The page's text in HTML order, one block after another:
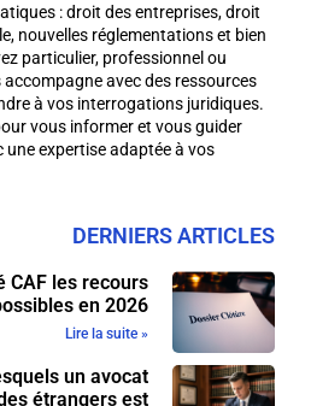
: droit des entreprises, droit
nouvelles réglementations et bien
particulier, professionnel ou
avec des ressources
à vos interrogations juridiques.
vous informer et vous guider
expertise adaptée à vos
DERNIERS ARTICLES
CAF les recours
en 2026
Lire la suite »
un avocat
étrangers est